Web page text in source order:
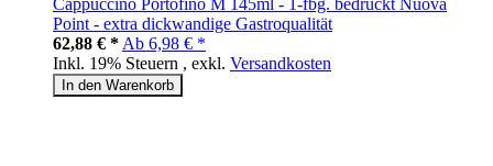
Cappuccino Portofino M 145ml - 1-fbg. bedruckt Nuova
Point - extra dickwandige Gastroqualität
62,88 € * Ab 6,98 € *
Inkl. 19% Steuern , exkl. Versandkosten
In den Warenkorb